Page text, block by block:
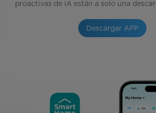
proactivas de IA están a solo una
Descargar APP